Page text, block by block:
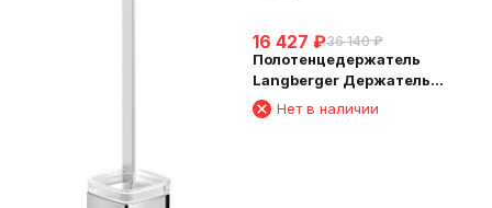
16 427 ₽36 140 ₽
Полотенцедержатель
Langberger Держатель
аксессуаров и полотенца 45
см 11304D
Нет в наличии